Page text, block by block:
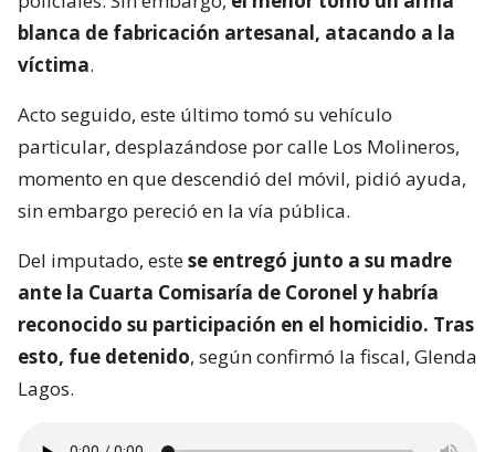
blanca de fabricación artesanal, atacando a la
víctima.
Acto seguido, este último tomó su vehículo
particular, desplazándose por calle Los Molineros,
momento en que descendió del móvil, pidió ayuda,
sin embargo pereció en la vía pública.
Del imputado, estese entregó junto a su madre
ante la Cuarta Comisaría de Coronel y habría
reconocido su participación en el homicidio. Tras
esto, fue detenido, según confirmó la fiscal, Glenda
Lagos.